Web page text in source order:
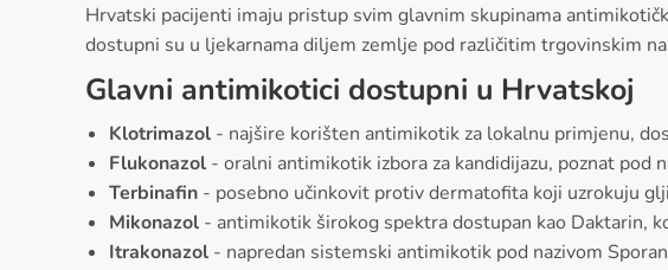
Hrvatski pacijenti imaju pristup svim glavnim skupinama
dostupni su u ljekarnama diljem zemlje pod različitim trgovinskim
Glavni antimikotici dostupni u Hrvatskoj
Klotrimazol - najšire korišten antimikotik za lokalnu primjenu,
Flukonazol - oralni antimikotik izbora za kandidijazu, poznat pod
Terbinafin - posebno učinkovit protiv dermatofita koji uzrokuju
Mikonazol - antimikotik širokog spektra dostupan kao Daktarin,
Itrakonazol - napredan sistemski antimikotik pod nazivom